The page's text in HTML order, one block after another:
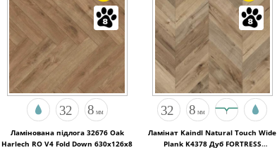
Ламінована підлога 32676 Oak
Harlech RO V4 Fold Down 630x126x8
Ламінат Kaindl Natural Touch Wide
Plank K4378 Дуб FORTRESS